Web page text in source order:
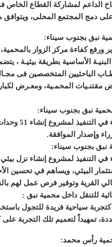
الداعم لمشاركة القطاع الخاص
ورفع كفاءة مركز الزوار
الأساسية بطريقة بيئيـة ،
الباحثيين المتخصصين فى مجـال
مقتنـيات المحمـية، ومعـرض
جاري إنهاء
وإصدار الموافقة.
في التنفيذ لمشروع إنشاء
البيئي، ويساهم في تحسين
القرية وتوفير فرص عمل لهم
سياحية فريدة للتجول
تمهيداً لتعميم تلك التجربة